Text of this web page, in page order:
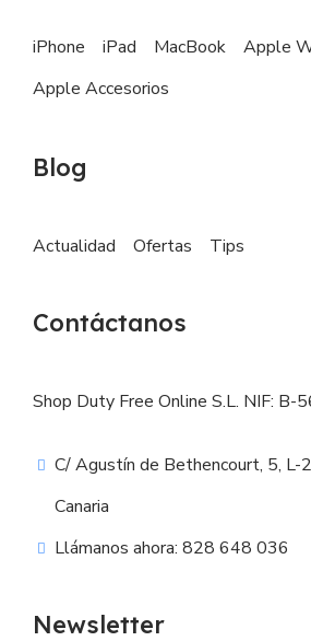
iPhone iPad MacBook
Apple
Apple Accesorios
Blog
Actualidad Ofertas Tips
Contáctanos
Shop Duty Free Online S.L. NIF:
C/ Agustín de Bethencourt, 5, L-
Canaria
Llámanos ahora: 828 648 036
Newsletter